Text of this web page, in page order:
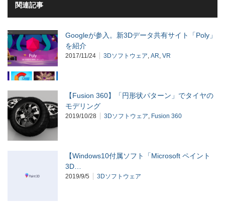
関連記事
Googleが参入。新3Dデータ共有サイト「Poly」
を紹介
2017/11/24 3Dソフトウェア AR VR
【Fusion 360】「円形状パターン」でタイヤの
モデリング
2019/10/28 3Dソフトウェア Fusion 360
【Windows10付属ソフト「Microsoft ペイント
3D…
2019/9/5 3Dソフトウェア